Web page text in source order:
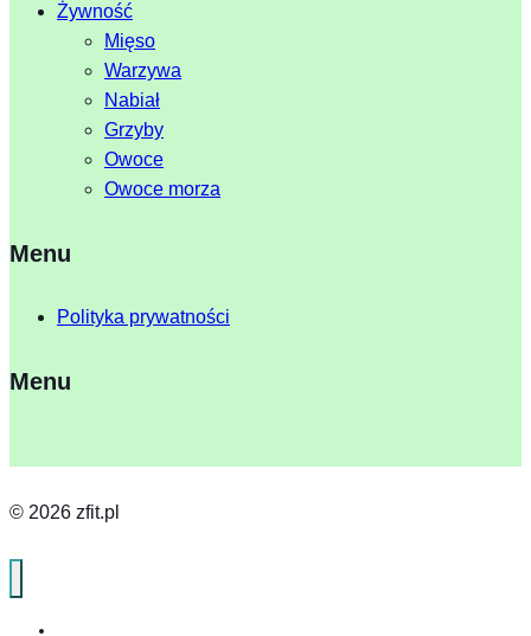
Żywność
Mięso
Warzywa
Nabiał
Grzyby
Owoce
Owoce morza
Menu
Polityka prywatności
Menu
© 2026 zfit.pl